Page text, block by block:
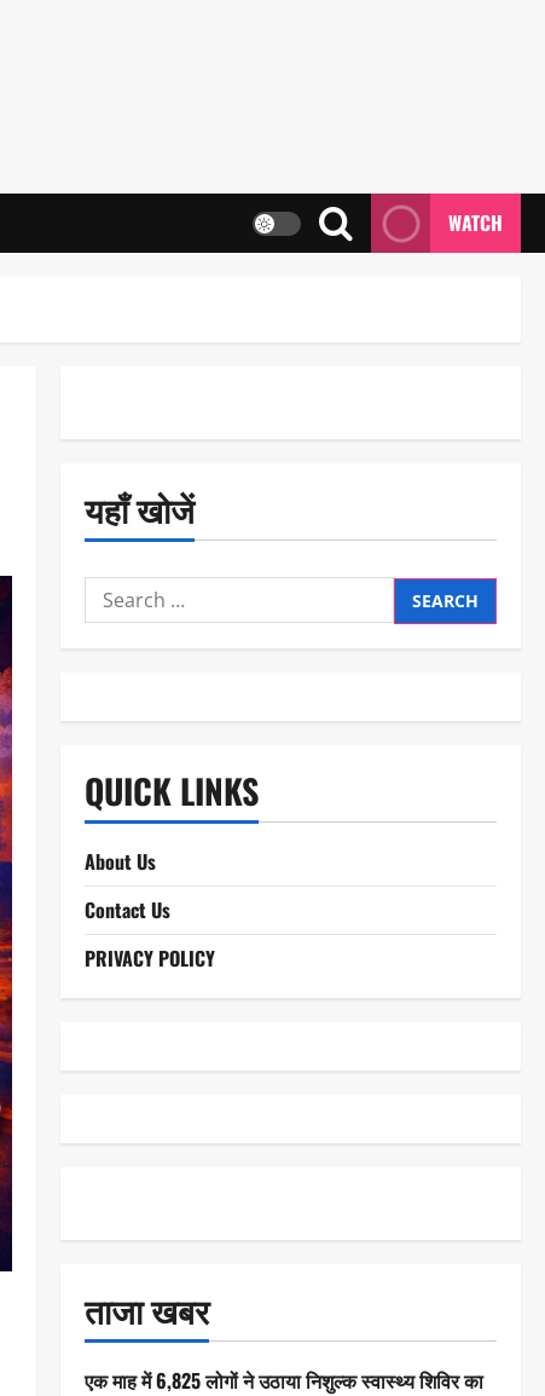
WATCH
यहाँ खोजें
Search
for:
QUICK LINKS
About Us
Contact Us
PRIVACY POLICY
ताजा खबर
एक माह में 6,825 लोगों ने उठाया निशुल्क स्वास्थ्य शिविर का